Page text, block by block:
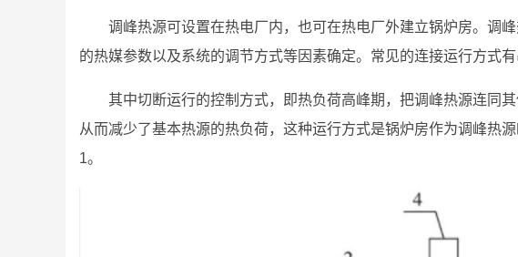
调峰热源可设置在热电厂内，也可在热电厂外建立锅炉房。调
的热媒参数以及系统的调节方式等因素确定。常见的连接运行方式
其中切断运行的控制方式，即热负荷高峰期，把调峰热源连同
从而减少了基本热源的热负荷，这种运行方式是锅炉房作为调峰热
1。